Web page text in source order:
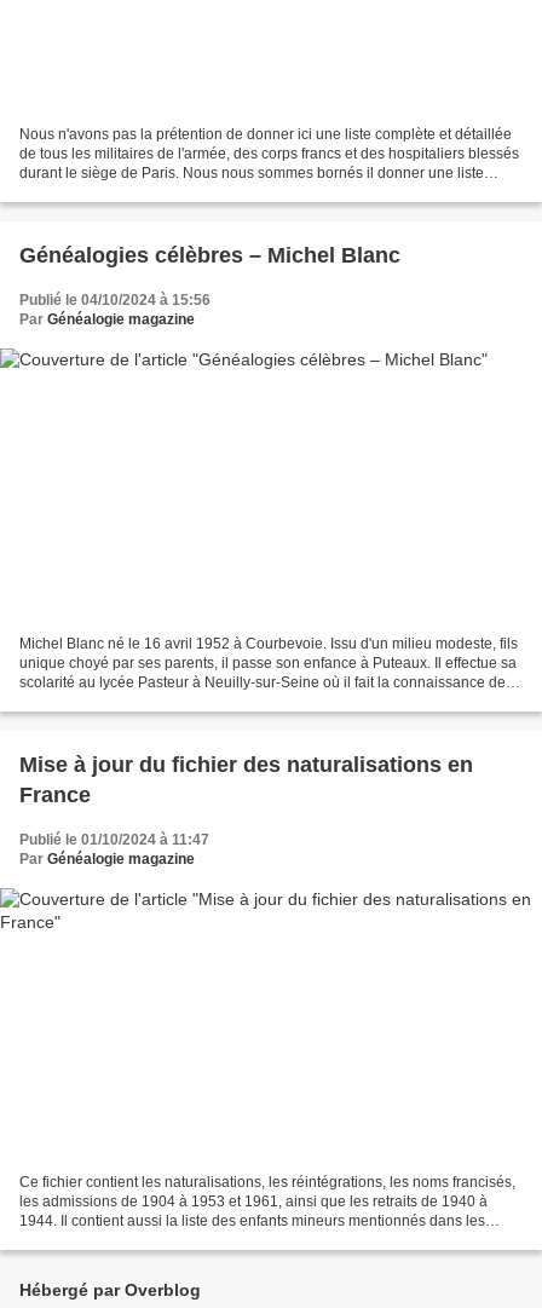
Nous n'avons pas la prétention de donner ici une liste complète et détaillée
de tous les militaires de l'armée, des corps francs et des hospitaliers blessés
durant le siège de Paris. Nous nous sommes bornés il donner une liste
Généalogies célèbres – Michel Blanc
Publié le 04/10/2024 à 15:56
Par Généalogie magazine
Michel Blanc né le 16 avril 1952 à Courbevoie. Issu d'un milieu modeste, fils
unique choyé par ses parents, il passe son enfance à Puteaux. Il effectue sa
scolarité au lycée Pasteur à Neuilly-sur-Seine où il fait la connaissance de
Mise à jour du fichier des naturalisations en
France
Publié le 01/10/2024 à 11:47
Par Généalogie magazine
Ce fichier contient les naturalisations, les réintégrations, les noms francisés,
les admissions de 1904 à 1953 et 1961, ainsi que les retraits de 1940 à
1944. Il contient aussi la liste des enfants mineurs mentionnés dans les
Hébergé par Overblog